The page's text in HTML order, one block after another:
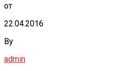
от
22.04.2016
By
admin